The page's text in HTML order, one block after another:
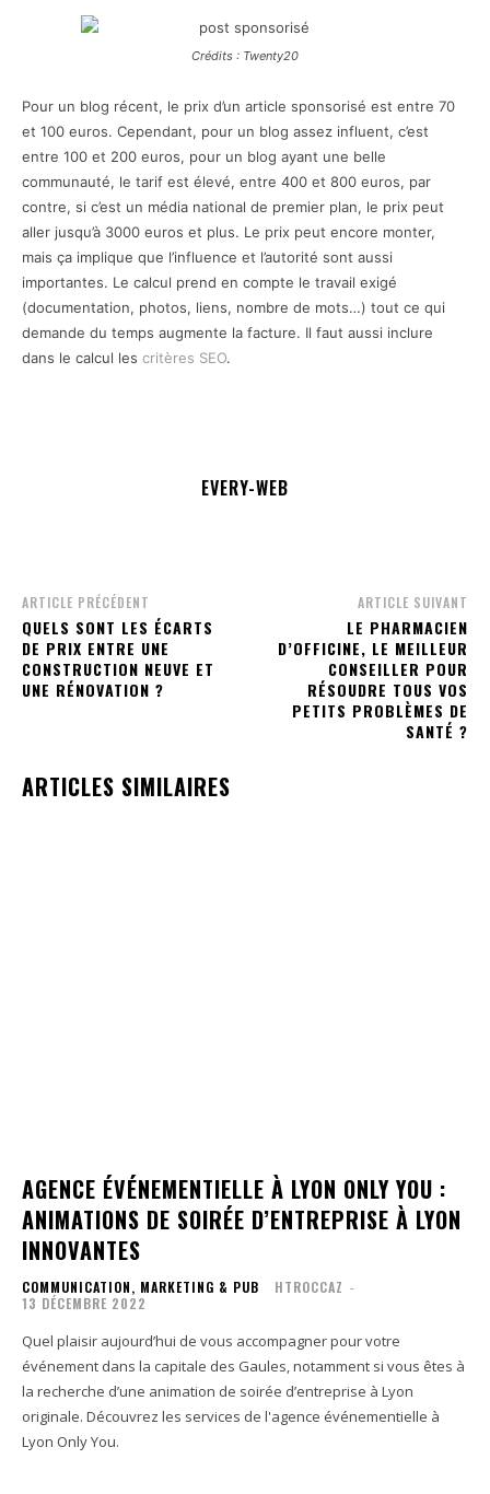
Crédits : Twenty20
Pour un blog récent, le prix d’un article sponsorisé est entre 70
et 100 euros. Cependant, pour un blog assez influent, c’est
entre 100 et 200 euros, pour un blog ayant une belle
communauté, le tarif est élevé, entre 400 et 800 euros, par
contre, si c’est un média national de premier plan, le prix peut
aller jusqu’à 3000 euros et plus. Le prix peut encore monter,
mais ça implique que l’influence et l’autorité sont aussi
importantes. Le calcul prend en compte le travail exigé
(documentation, photos, liens, nombre de mots…) tout ce qui
demande du temps augmente la facture. Il faut aussi inclure
dans le calcul les critères SEO.
EVERY-WEB
ARTICLE PRÉCÉDENT
QUELS SONT LES ÉCARTS
DE PRIX ENTRE UNE
CONSTRUCTION NEUVE ET
UNE RÉNOVATION ?
ARTICLE SUIVANT
LE PHARMACIEN
D’OFFICINE, LE MEILLEUR
CONSEILLER POUR
RÉSOUDRE TOUS VOS
PETITS PROBLÈMES DE
SANTÉ ?
ARTICLES SIMILAIRES
AGENCE ÉVÉNEMENTIELLE À LYON ONLY YOU :
ANIMATIONS DE SOIRÉE D’ENTREPRISE À LYON
INNOVANTES
COMMUNICATION, MARKETING & PUB HTROCCAZ -
13 DÉCEMBRE 2022
Quel plaisir aujourd’hui de vous accompagner pour votre
événement dans la capitale des Gaules, notamment si vous êtes à
la recherche d’une animation de soirée d’entreprise à Lyon
originale. Découvrez les services de l'agence événementielle à
Lyon Only You.